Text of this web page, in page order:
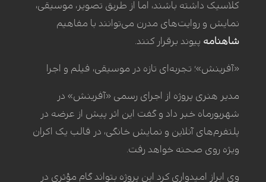
کلاسیک داشته باشند، اما از طریق تصویر، موسیقی،
نمایش و روایت‌های مدرن می‌توانند با مفاهیم
شاهنامه پیوند برقرار کنند.
«آفرینش»؛ تجربه‌ای تازه در موسیقی، فیلم و اجرا
مدیر هنری پروژه از اجرای رسمی «آفرینش» در
شهریورماه خبر داد و گفت این اثر پیش از عرضه در
پلتفرم‌های آنلاین و نمایش خانگی، در قالب یک اکران
ویژه روی صحنه خواهد رفت.
وی ابراز امیدواری کرد این پروژه بتواند گام مؤثری در